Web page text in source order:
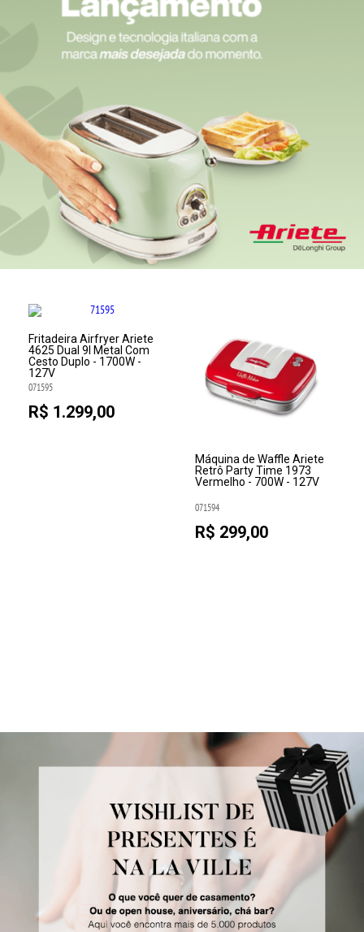
Fritadeira Airfryer Ariete
4625 Dual 9l Metal Com
Cesto Duplo - 1700W -
127V
071595
R$ 1.299,00
Máquina de Waffle Ariete
Retrô Party Time 1973
Vermelho - 700W - 127V
071594
R$ 299,00